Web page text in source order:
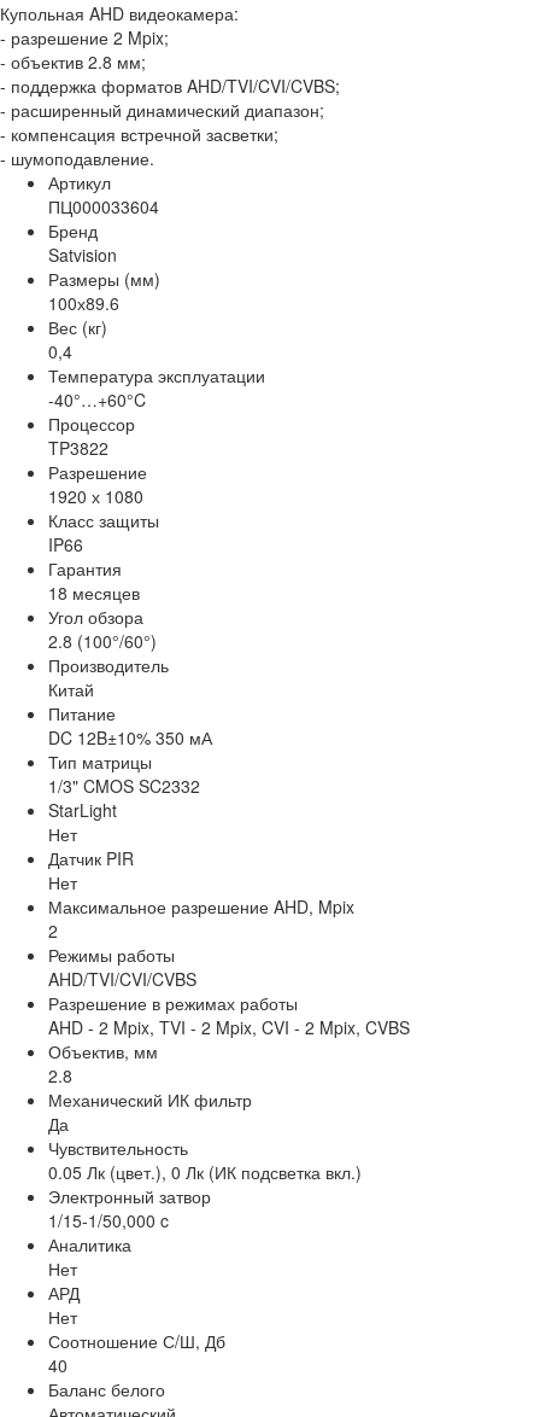
Купольная AHD видеокамера:
- разрешение 2 Mpix;
- объектив 2.8 мм;
- поддержка форматов AHD/TVI/CVI/CVBS;
- расширенный динамический диапазон;
- компенсация встречной засветки;
- шумоподавление.
Артикул
ПЦ000033604
Бренд
Satvision
Размеры (мм)
100х89.6
Вес (кг)
0,4
Температура эксплуатации
-40°…+60°C
Процессор
TP3822
Разрешение
1920 х 1080
Класс защиты
IP66
Гарантия
18 месяцев
Угол обзора
2.8 (100°/60°)
Производитель
Китай
Питание
DC 12B±10% 350 мА
Тип матрицы
1/3" CMOS SC2332
StarLight
Нет
Датчик PIR
Нет
Максимальное разрешение AHD, Mpix
2
Режимы работы
AHD/TVI/CVI/CVBS
Разрешение в режимах работы
AHD - 2 Mpix, TVI - 2 Mpix, CVI - 2 Mpix, CVBS
Объектив, мм
2.8
Механический ИК фильтр
Да
Чувствительность
0.05 Лк (цвет.), 0 Лк (ИК подсветка вкл.)
Электронный затвор
1/15-1/50,000 c
Аналитика
Нет
АРД
Нет
Соотношение С/Ш, Дб
40
Баланс белого